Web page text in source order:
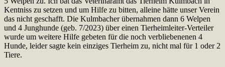
Kentniss zu setzen und um Hilfe zu bitten, alleine hätte unser Verein
das nicht geschafft. Die Kulmbacher übernahmen dann 6 Welpen
und 4 Junghunde (geb. 7/2023) über einen Tierheimleiter-Verteiler
wurde um weitere Hilfe gebeten für die noch verbliebenenen 4
Hunde, leider sagte kein einziges Tierheim zu, nicht mal für 1 oder 2
Tiere.